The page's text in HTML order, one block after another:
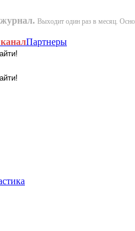
Выходит один раз в месяц.
каналПартнеры